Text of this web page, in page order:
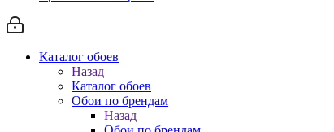
Каталог обоев
Назад
Каталог обоев
Обои по брендам
Назад